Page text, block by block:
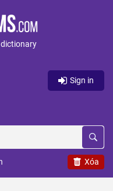
dictionary
Sign in
Xóa